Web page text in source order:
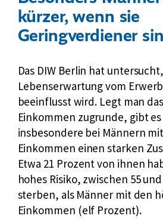
kürzer, wenn sie
Geringverdiener
Das DIW Berlin hat
Lebenserwartung vom
beeinflusst wird. Legt man
Einkommen zugrunde, gibt
insbesondere bei Männern
Einkommen einen starken
Etwa 21 Prozent von ihnen
hohes Risiko, zwischen 55
sterben, als Männer mit den
Einkommen (elf Prozent).